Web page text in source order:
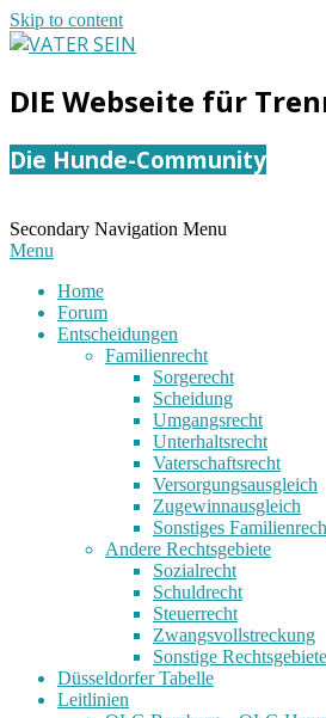
Skip to content
SEIN
DIE Webseite für
Die Hunde-Community
Secondary Navigation Menu
Menu
Home
Forum
Entscheidungen
Familienrecht
Sorgerecht
Scheidung
Umgangsrecht
Unterhaltsrecht
Vaterschaftsrecht
Versorgungsausgleich
Zugewinnausgleich
Sonstiges
Andere Rechtsgebiete
Sozialrecht
Schuldrecht
Steuerrecht
Zwangsvollstreckung
Sonstige Rechtsgebiete
Düsseldorfer Tabelle
Leitlinien